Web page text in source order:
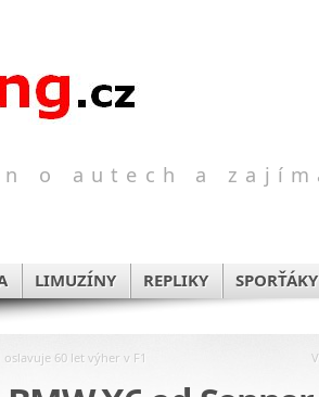
o autech a
LIMUZÍNY REPLIKY SPORŤÁKY
oslavuje 60 let výher v F1